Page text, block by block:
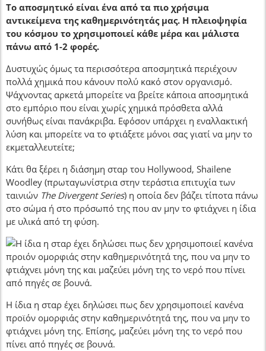
Το αποσμητικό είναι ένα από τα πιο χρήσιμα
αντικείμενα της καθημερινότητάς μας. Η πλειοψηφία
του κόσμου το χρησιμοποιεί κάθε μέρα και μάλιστα
πάνω από 1-2 φορές.
Δυστυχώς όμως τα περισσότερα αποσμητικά περιέχουν
πολλά χημικά που κάνουν πολύ κακό στον οργανισμό.
Ψάχνοντας αρκετά μπορείτε να βρείτε κάποια αποσμητικά
στο εμπόριο που είναι χωρίς χημικά πρόσθετα αλλά
συνήθως είναι πανάκριβα. Εφόσον υπάρχει η εναλλακτική
λύση και μπορείτε να το φτιάξετε μόνοι σας γιατί να μην το
εκμεταλλευτείτε;
Κάτι θα ξέρει η διάσημη σταρ του Hollywood, Shailene
Woodley (πρωταγωνίστρια στην τεράστια επιτυχία των
ταινιών The Divergent Series) η οποία δεν βάζει τίποτα πάνω
στο σώμα ή στο πρόσωπό της που αν μην το φτιάχνει η ίδια
με υλικά από τη φύση.
Η ίδια η σταρ έχει δηλώσει πως δεν χρησιμοποιεί κανένα
προϊόν ομορφιάς στην καθημερινότητά της, που να μην το
φτιάχνει μόνη της. Επίσης, μαζεύει μόνη της το νερό που
πίνει από πηγές σε βουνά.